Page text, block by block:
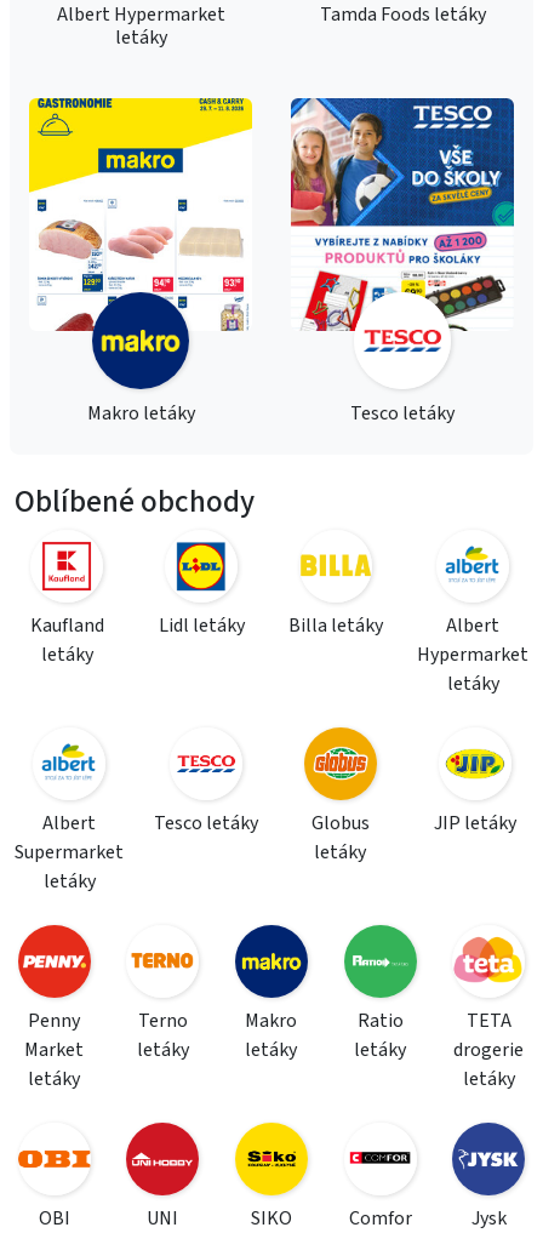
Albert Hypermarket
letáky
Tamda Foods letáky
Makro letáky Tesco letáky
Oblíbené obchody
Kaufland
letáky
Lidl letáky Billa letáky
Albert
Hypermarket
letáky
Albert
Supermarket
letáky
Tesco letáky
Globus
letáky
JIP letáky
Penny
Market
letáky
Terno
letáky
Makro
letáky
Ratio
letáky
TETA
drogerie
letáky
OBI
UNI
SIKO
Comfor
Jysk